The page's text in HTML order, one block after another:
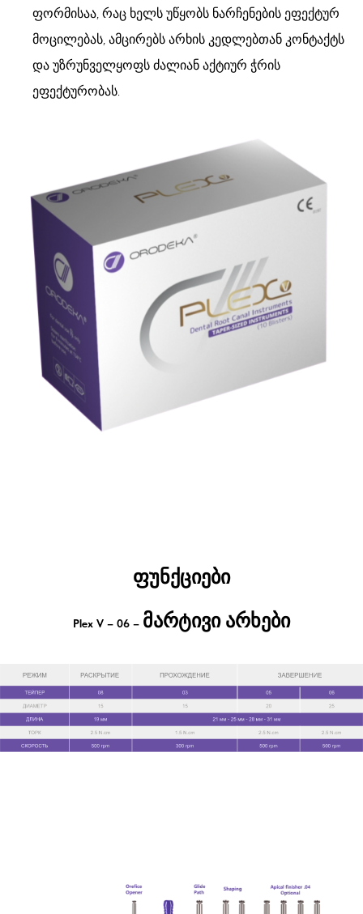
ფორმისაა, რაც ხელს უწყობს ნარჩენების ეფექტურ
მოცილებას, ამცირებს არხის კედლებთან კონტაქტს
და უზრუნველყოფს ძალიან აქტიურ ჭრის
ეფექტურობას.
ფუნქციები
Plex V – 06 – მარტივი არხები